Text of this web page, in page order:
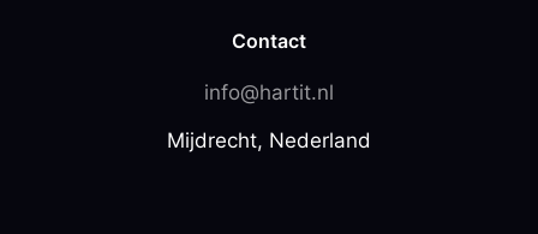
Contact
info@hartit.nl
Mijdrecht, Nederland